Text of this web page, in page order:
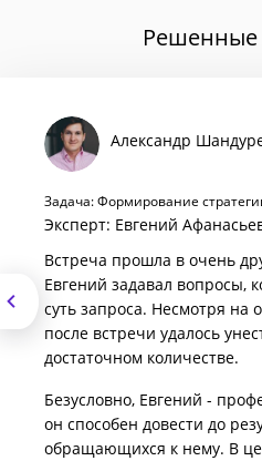
Решенные
Александр
Задача: Формирование
Эксперт: Евгений
Встреча прошла в очень
Евгений задавал вопросы,
суть запроса. Несмотря на
после встречи удалось
достаточном количестве.
Безусловно, Евгений -
он способен довести до
обращающихся к нему. В